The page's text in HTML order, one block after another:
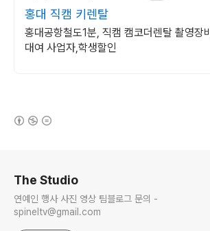
홍대 직캠 키렌탈
홍대공항철도1분, 직캠 캠코더렌탈 촬영장비
대여 사업자,학생할인
The Studio
연예인 행사 사진 영상 팀블로그 문의 -
spineltv@gmail.com